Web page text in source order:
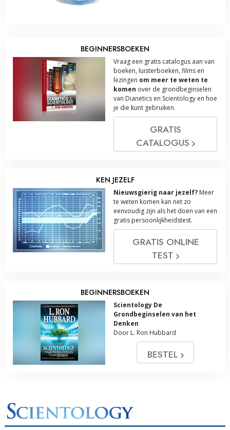
BEGINNERSBOEKEN
Vraag een gratis catalogus aan van
boeken, luisterboeken, films en
lezingen om meer te weten te
komen over de grondbeginselen
van Dianetics en Scientology en hoe
je die kunt gebruiken.
GRATIS
CATALOGUS
KEN JEZELF
Nieuwsgierig naar jezelf? Meer
te weten komen kan net zo
eenvoudig zijn als het doen van een
gratis persoonlijkheidstest.
GRATIS ONLINE
TEST
BEGINNERSBOEKEN
Scientology De
Grondbeginselen van het
Denken
Door L. Ron Hubbard
BESTEL